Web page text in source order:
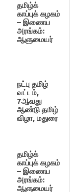
தமிழ்க்
காப்புக் கழகம்
– இணைய
அரங்கம்:
ஆளுமையர்
நட்பு தமிழ்
வட்டம்,
7ஆவது
ஆண்டு தமிழ்
விழா, மதுரை
தமிழ்க்
காப்புக் கழகம்
– இணைய
அரங்கம்:
ஆளுமையர்